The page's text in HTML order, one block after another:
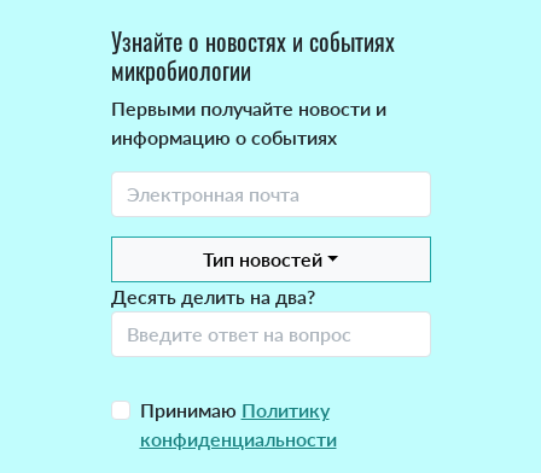
Узнайте о новостях и событиях
микробиологии
Первыми получайте новости и
информацию о событиях
Тип новостей
Десять делить на два?
Принимаю Политику
конфиденциальности